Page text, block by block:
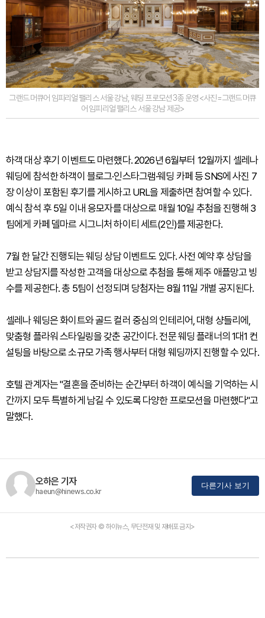
그랜드 머큐어 임피리얼 팰리스 서울 강남, 웨딩 프로모션 3종 운영 <사진=그랜드 머큐
어 임피리얼 팰리스 서울 강남 제공>
하객 대상 후기 이벤트도 마련했다. 2026년 6월부터 12월까지 셀레나
웨딩에 참석한 하객이 블로그·인스타그램·웨딩 카페 등 SNS에 사진 7
장 이상이 포함된 후기를 게시하고 URL을 제출하면 참여할 수 있다.
예식 참석 후 5일 이내 응모자를 대상으로 매월 10일 추첨을 진행해 3
팀에게 카페 델마르 시그니처 하이티 세트(2인)를 제공한다.
7월 한 달간 진행되는 웨딩 상담 이벤트도 있다. 사전 예약 후 상담을
받고 상담지를 작성한 고객을 대상으로 추첨을 통해 제주 애플망고 빙
수를 제공한다. 총 5팀이 선정되며 당첨자는 8월 11일 개별 공지된다.
셀레나 웨딩은 화이트와 골드 컬러 중심의 인테리어, 대형 샹들리에,
맞춤형 플라워 스타일링을 갖춘 공간이다. 전문 웨딩 플래너의 1대1 컨
설팅을 바탕으로 소규모 가족 행사부터 대형 웨딩까지 진행할 수 있다.
호텔 관계자는 "결혼을 준비하는 순간부터 하객이 예식을 기억하는 시
간까지 모두 특별하게 남길 수 있도록 다양한 프로모션을 마련했다"고
말했다.
오하은 기자
haeun@hinews.co.kr
다른기사 보기
<저작권자 © 하이뉴스, 무단전재 및 재배포 금지>